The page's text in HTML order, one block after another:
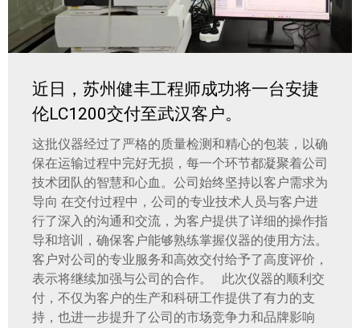
近日，苏州健丰工程师成功将一台安捷
伦LC1200交付至武汉客户。
这批仪器经过了严格的质量检测和精心的包装，以确
保在运输过程中完好无损，每一个环节都凝聚着公司
技术团队的智慧和心血。公司始终坚持以客户需求为
导向 在交付过程中，公司的专业技术人员与客户进
行了深入的沟通和交流，为客户提供了详细的操作指
导和培训，确保客户能够熟练掌握仪器的使用方法。
客户对公司的专业服务和高效交付给予了高度评价，
表示将继续加强与公司的合作。 此次仪器的顺利交
付，不仅为客户的生产和科研工作提供了有力的支
持，也进一步提升了公司的市场竞争力和品牌影响